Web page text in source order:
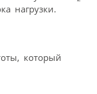
нагрузки.
который